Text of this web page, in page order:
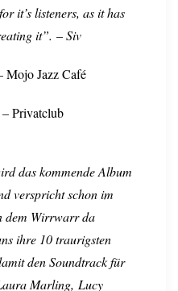
it’s listeners, as it has
it”. – Siv
Mojo Jazz Café
Privatclub
das kommende Album
verspricht schon im
dem Wirrwarr da
ihre 10 traurigsten
den Soundtrack für
Marling, Lucy